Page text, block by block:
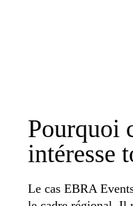
Pourquoi
intéresse
Le cas EBRA